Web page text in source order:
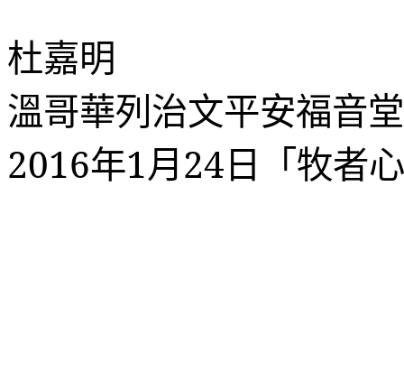
杜嘉明
溫哥華列治文平安福音
2016年1月24日「牧者